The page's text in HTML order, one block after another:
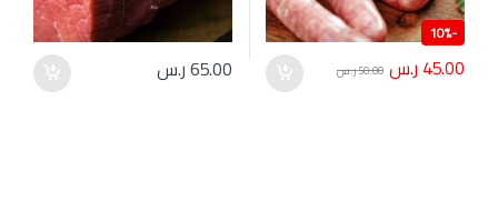
-
10%
45.00 ر.س 50.00ر.س 65.00ر.س